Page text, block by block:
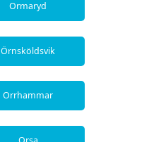
Ormaryd
Örnsköldsvik
Orrhammar